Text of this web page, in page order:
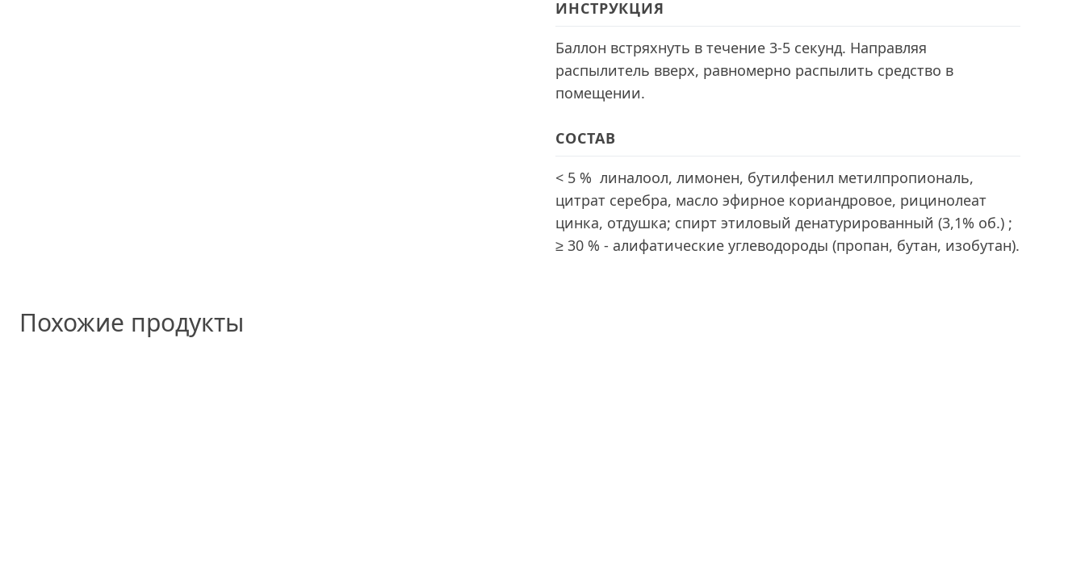
ИНСТРУКЦИЯ
Баллон встряхнуть в течение 3-5 секунд. Направляя
распылитель вверх, равномерно распылить средство в
помещении.
СОСТАВ
< 5 % линалоол, лимонен, бутилфенил метилпропиональ,
цитрат серебра, масло эфирное кориандровое, рицинолеат
цинка, отдушка; спирт этиловый денатурированный (3,1% об.) ;
≥ 30 % - алифатические углеводороды (пропан, бутан, изобутан).
Похожие продукты